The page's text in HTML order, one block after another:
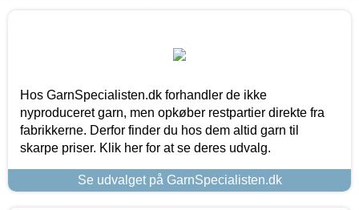
Hos GarnSpecialisten.dk forhandler de ikke
nyproduceret garn, men opkøber restpartier direkte fra
fabrikkerne. Derfor finder du hos dem altid garn til
skarpe priser. Klik her for at se deres udvalg.
Se udvalget på GarnSpecialisten.dk